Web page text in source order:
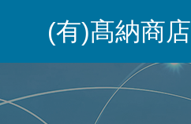
(有)髙納商店